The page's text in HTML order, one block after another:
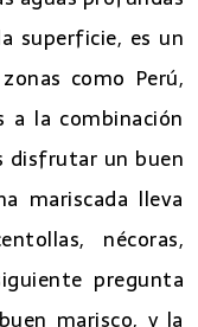
superficie, es un
como Perú,
a la combinación
disfrutar un buen
mariscada lleva
nécoras,
pregunta
marisco, y la